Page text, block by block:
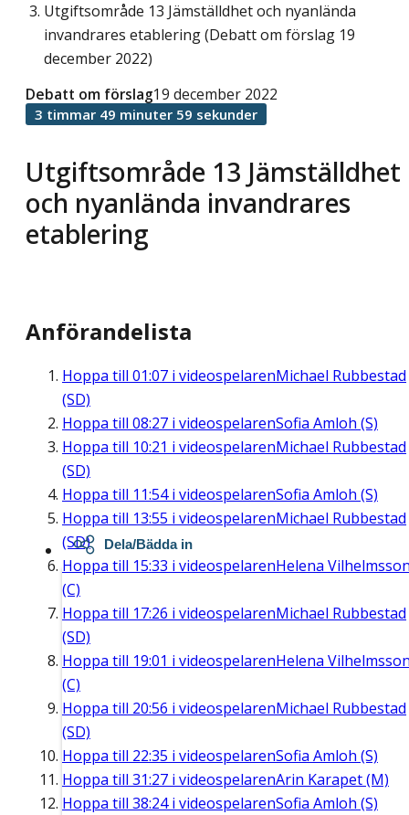
Utgiftsområde 13 Jämställdhet och nyanlända
invandrares etablering (Debatt om förslag 19
december 2022)
Utgiftsområde 13 Jämställdhet
och nyanlända invandrares
etablering
Debatt om förslag19 december 2022
3 timmar 49 minuter 59 sekunder
Anförandelista
Hoppa till 01:07 i videospelarenMichael Rubbestad
(SD)
Hoppa till 08:27 i videospelarenSofia Amloh (S)
Hoppa till 10:21 i videospelarenMichael Rubbestad
(SD)
Hoppa till 11:54i videospelarenSofia Amloh (S)
Hoppa till 13:55 i videospelarenMichael Rubbestad
(SD)
Hoppa till 15:33 i videospelarenHelena
(C)
Hoppa till 17:26 i videospelarenMichael Rubbestad
(SD)
Hoppa till 19:01 i videospelarenHelena
(C)
Hoppa till 20:56 i videospelarenMichael Rubbestad
(SD)
Hoppa till 22:35 i videospelarenSofia Amloh (S)
Hoppa till 31:27 i videospelarenArin Karapet (M)
Hoppa till 38:24i videospelarenSofia Amloh (S)
Dela/Bädda in